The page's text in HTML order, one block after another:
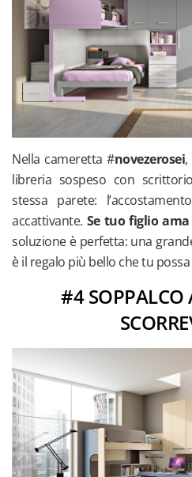
Nella cameretta #novezerosei
libreria sospeso con
stessa parete:
accattivante. Se tuo figlio ama
soluzione è perfetta: una
è il regalo più bello che tu
#4